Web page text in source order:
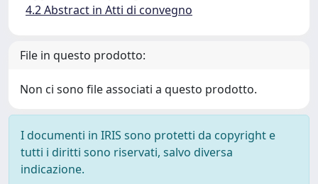
4.2 Abstract in Atti di convegno
File in questo prodotto:
Non ci sono file associati a questo prodotto.
I documenti in IRIS sono protetti da copyright e
tutti i diritti sono riservati, salvo diversa
indicazione.